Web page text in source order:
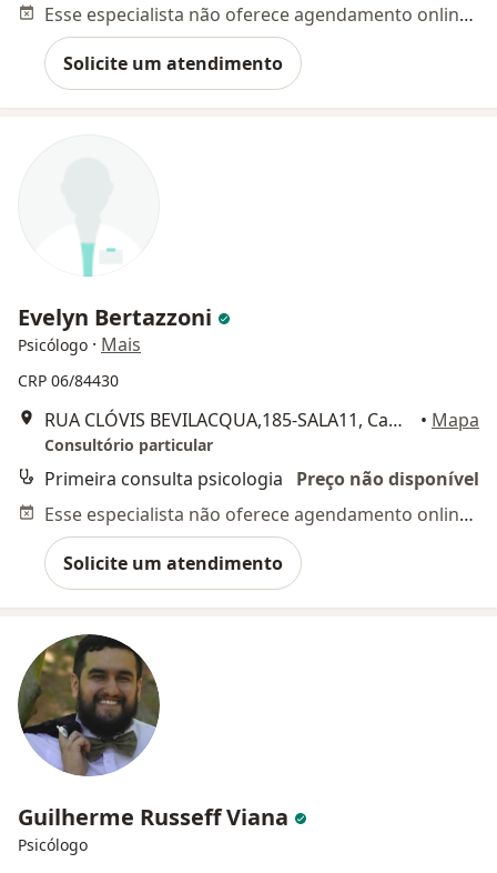
Esse especialista não oferece agendamento online para esse endereço.
Solicite um atendimento
Evelyn Bertazzoni
Psicólogo · Mais
CRP 06/84430
RUA CLÓVIS BEVILACQUA,185-SALA11, Campinas • Mapa
Consultório particular
Primeira consulta psicologia
Preço não disponível
Esse especialista não oferece agendamento online para esse endereço.
Solicite um atendimento
Guilherme Russeff Viana
Psicólogo